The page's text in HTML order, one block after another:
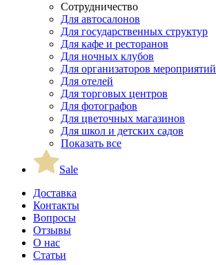
Сотрудничество
Для автосалонов
Для государственных структур
Для кафе и ресторанов
Для ночных клубов
Для организаторов мероприятий
Для отелей
Для торговых центров
Для фотографов
Для цветочных магазинов
Для школ и детских садов
Показать все
Sale
Доставка
Контакты
Вопросы
Отзывы
О нас
Статьи